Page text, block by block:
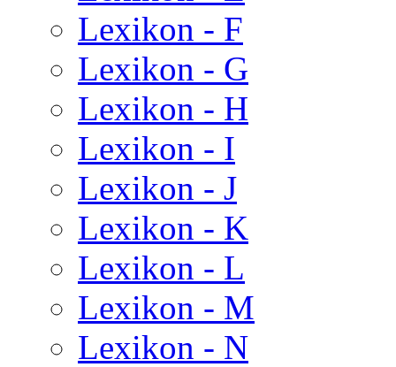
Lexikon - F
Lexikon - G
Lexikon - H
Lexikon - I
Lexikon - J
Lexikon - K
Lexikon - L
Lexikon - M
Lexikon - N